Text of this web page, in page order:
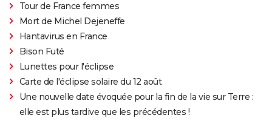
Tour de France femmes
Mort de Michel Dejeneffe
Hantavirus en France
Bison Futé
Lunettes pour l'éclipse
Carte de l'éclipse solaire du 12 août
Une nouvelle date évoquée pour la fin de la vie sur Terre :
elle est plus tardive que les précédentes !